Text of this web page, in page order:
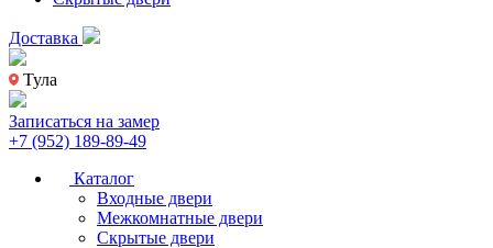
Доставка
Тула
Записаться на замер
+7 (952) 189-89-49
Каталог
Входные двери
Межкомнатные двери
Скрытые двери